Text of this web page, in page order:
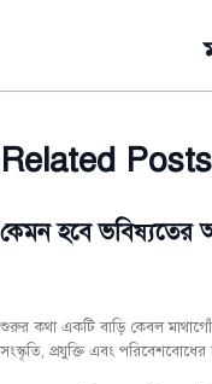
Related Posts
মূল
কেমন হবে ভবিষ্যতের
শুরুর কথা একটি বাড়ি কেবল
সংস্কৃতি, প্রযুক্তি এবং পরিবেশবোধের